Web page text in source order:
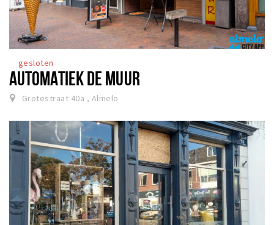
gesloten
AUTOMATIEK DE MUUR
Grotestraat 40a , Almelo